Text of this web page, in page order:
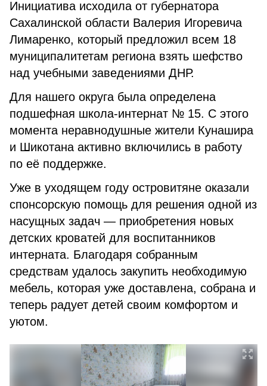
Инициатива исходила от губернатора
Сахалинской области Валерия Игоревича
Лимаренко, который предложил всем 18
муниципалитетам региона взять шефство
над учебными заведениями ДНР.
Для нашего округа была определена
подшефная школа-интернат № 15. С этого
момента неравнодушные жители Кунашира
и Шикотана активно включились в работу
по её поддержке.
Уже в уходящем году островитяне оказали
спонсорскую помощь для решения одной из
насущных задач — приобретения новых
детских кроватей для воспитанников
интерната. Благодаря собранным
средствам удалось закупить необходимую
мебель, которая уже доставлена, собрана и
теперь радует детей своим комфортом и
уютом.